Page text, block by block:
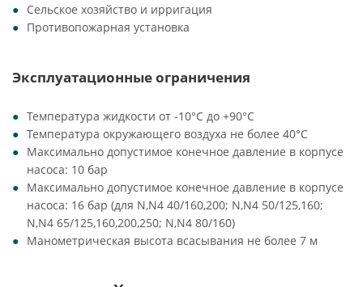
Сельское хозяйство и ирригация
Противопожарная установка
Эксплуатационные ограничения
Температура жидкости от -10°C до +90°C
Температура окружающего воздуха не более 40°C
Максимально допустимое конечное давление в корпусе
насоса: 10 бар
Максимально допустимое конечное давление в корпусе
насоса: 16 бар (для N,N4 40/160,200; N,N4 50/125,160;
N,N4 65/125,160,200,250; N,N4 80/160)
Манометрическая высота всасывания не более 7 м